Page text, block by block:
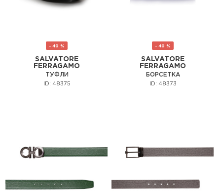
- 40 %
SALVATORE
FERRAGAMO
ТУФЛИ
ID: 48375
- 40 %
SALVATORE
FERRAGAMO
БОРСЕТКА
ID: 48373